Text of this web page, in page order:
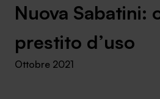
Mediazione Creditizia
Finanza Agevolata
Centro studi
Nuova Sabatini:
prestito d’uso
Ottobre 2021